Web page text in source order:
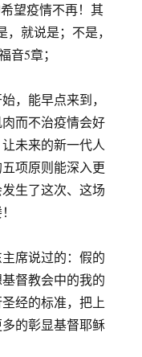
望疫情不再！其
就说是；不是，
5章；
，能早点来到，
而不治疫情会好
未来的新一代人
项原则能深入更
生了这次、这场
席说过的：假的
督教会中的我的
经的标准，把上
的彰显基督耶稣